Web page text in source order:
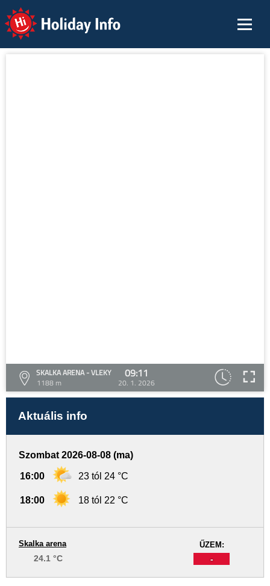
Holiday Info
SKALKA ARENA - VLEKY
1188 m
09:11
20. 1. 2026
Aktuális info
Szombat 2026-08-08 (ma)
16:00 23 tól 24 °C
18:00 18 tól 22 °C
ŰZEM:
-
Skalka arena
24.1 °C